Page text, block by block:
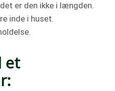
er den ikke i længden.
inde i huset.
et